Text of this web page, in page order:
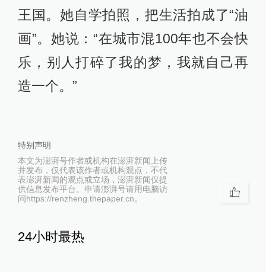
王国。她自学拍照，把生活拍成了“油
画”。她说：“在城市混100年也不会快
乐，别人打碎了我的梦，我就自己再
造一个。”
特别声明
本文为澎湃号作者或机构在澎湃新闻上传
并发布，仅代表该作者或机构观点，不代
表澎湃新闻的观点或立场，澎湃新闻仅提
供信息发布平台。申请澎湃号请用电脑访
问https://renzheng.thepaper.cn。
24小时最热